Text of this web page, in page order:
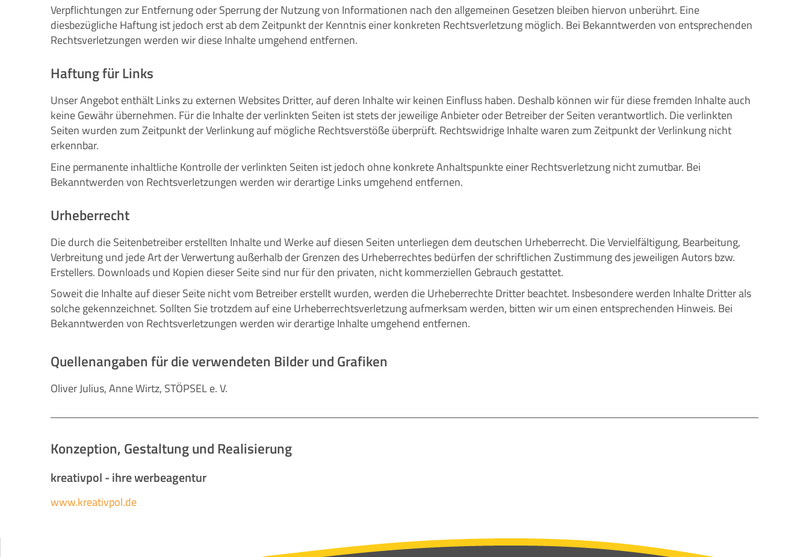
Verpflichtungen zur Entfernung oder Sperrung der Nutzung von Informationen nach den allgemeinen Gesetzen bleiben hiervon unberührt. Eine
diesbezügliche Haftung ist jedoch erst ab dem Zeitpunkt der Kenntnis einer konkreten Rechtsverletzung möglich. Bei Bekanntwerden von entsprechenden
Rechtsverletzungen werden wir diese Inhalte umgehend entfernen.
Haftung für Links
Unser Angebot enthält Links zu externen Websites Dritter, auf deren Inhalte wir keinen Einfluss haben. Deshalb können wir für diese fremden Inhalte auch
keine Gewähr übernehmen. Für die Inhalte der verlinkten Seiten ist stets der jeweilige Anbieter oder Betreiber der Seiten verantwortlich. Die verlinkten
Seiten wurden zum Zeitpunkt der Verlinkung auf mögliche Rechtsverstöße überprüft. Rechtswidrige Inhalte waren zum Zeitpunkt der Verlinkung nicht
erkennbar.
Eine permanente inhaltliche Kontrolle der verlinkten Seiten ist jedoch ohne konkrete Anhaltspunkte einer Rechtsverletzung nicht zumutbar. Bei
Bekanntwerden von Rechtsverletzungen werden wir derartige Links umgehend entfernen.
Urheberrecht
Die durch die Seitenbetreiber erstellten Inhalte und Werke auf diesen Seiten unterliegen dem deutschen Urheberrecht. Die Vervielfältigung, Bearbeitung,
Verbreitung und jede Art der Verwertung außerhalb der Grenzen des Urheberrechtes bedürfen der schriftlichen Zustimmung des jeweiligen Autors bzw.
Erstellers. Downloads und Kopien dieser Seite sind nur für den privaten, nicht kommerziellen Gebrauch gestattet.
Soweit die Inhalte auf dieser Seite nicht vom Betreiber erstellt wurden, werden die Urheberrechte Dritter beachtet. Insbesondere werden Inhalte Dritter als
solche gekennzeichnet. Sollten Sie trotzdem auf eine Urheberrechtsverletzung aufmerksam werden, bitten wir um einen entsprechenden Hinweis. Bei
Bekanntwerden von Rechtsverletzungen werden wir derartige Inhalte umgehend entfernen.
Quellenangaben für die verwendeten Bilder und Grafiken
Oliver Julius, Anne Wirtz, STÖPSEL e. V.
Konzeption, Gestaltung und Realisierung
kreativpol - ihre werbeagentur
www.kreativpol.de